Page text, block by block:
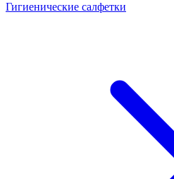
Гигиенические салфетки